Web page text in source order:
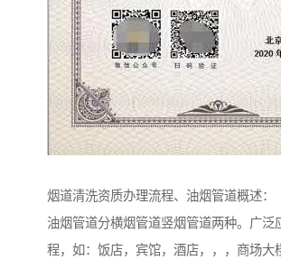
烟道清洗资质办理流程、油烟管道概述：
油烟管道分横烟管道竖烟管道两种。广泛
程，如：饭店，宾馆，酒店，，，商场大